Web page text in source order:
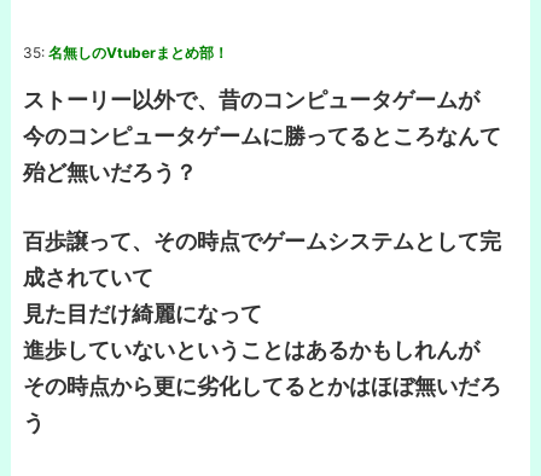
35: 名無しのVtuberまとめ部！
ストーリー以外で、昔のコンピュータゲームが
今のコンピュータゲームに勝ってるところなんて
殆ど無いだろう？
百歩譲って、その時点でゲームシステムとして完
成されていて
見た目だけ綺麗になって
進歩していないということはあるかもしれんが
その時点から更に劣化してるとかはほぼ無いだろ
う